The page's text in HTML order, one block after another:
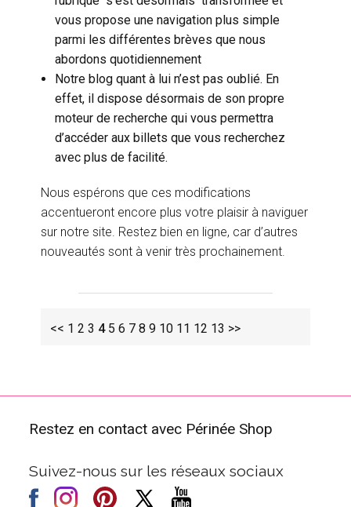
vous propose une navigation plus simple
parmi les différentes brèves que nous
abordons quotidiennement
Notre blog quant à lui n’est pas oublié. En
effet, il dispose désormais de son propre
moteur de recherche qui vous permettra
d’accéder aux billets que vous recherchez
avec plus de facilité.
Nous espérons que ces modifications
accentueront encore plus votre plaisir à naviguer
sur notre site. Restez bien en ligne, car d’autres
nouveautés sont à venir très prochainement.
<< 1 2 3 4 5 6 7 8 9 10 11 12 13 >>
Restez en contact avec Périnée Shop
Suivez-nous sur les réseaux sociaux